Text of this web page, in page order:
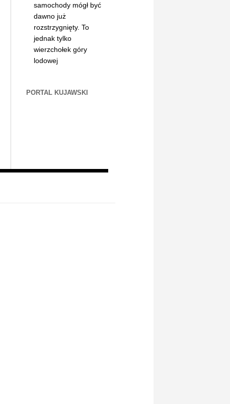
samochody mógł być
dawno już
rozstrzygnięty. To
jednak tylko
wierzchołek góry
lodowej
PORTAL KUJAWSKI